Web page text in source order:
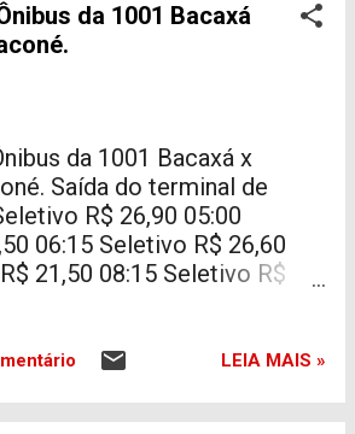
da 1001 Bacaxá
da 1001 Bacaxá x
Saída do terminal de
R$ 26,90 05:00
06:15 Seletivo R$ 26,60
21,50 08:15 Seletivo R$
14:15 Seletivo R$ 32,00
R$ 32,00
LEIA MAIS »